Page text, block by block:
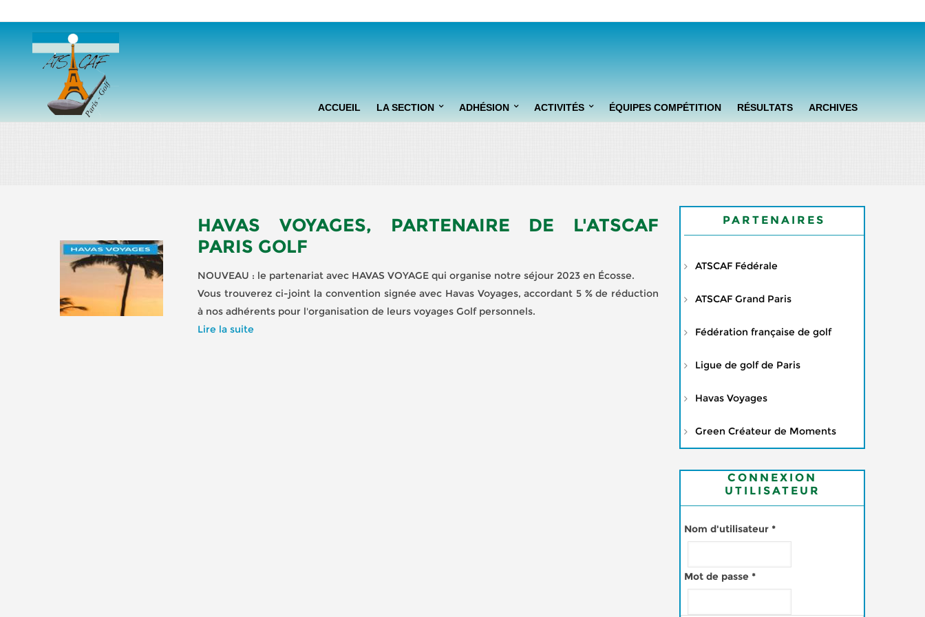
ACCUEIL LA SECTION ADHÉSION
FORMULES "LOISIR ET
PASSION"
ACTIVITÉS ÉQUIPES COMPÉTITION RÉSULTATS ARCHIVES
HAVAS VOYAGES, PARTENAIRE DE L'ATSCAF
PARIS GOLF
NOUVEAU : le partenariat avec HAVAS VOYAGE qui organise notre séjour 2023 en Écosse.
Vous trouverez ci-joint la convention signée avec Havas Voyages, accordant 5 % de réduction
à nos adhérents pour l'organisation de leurs voyages Golf personnels.
Lire la suite
PARTENAIRES
ATSCAF Fédérale
ATSCAF Grand Paris
Fédération française de golf
Ligue de golf de Paris
Havas Voyages
Green Créateur de Moments
CONNEXION
UTILISATEUR
Nom d'utilisateur *
Mot de passe *